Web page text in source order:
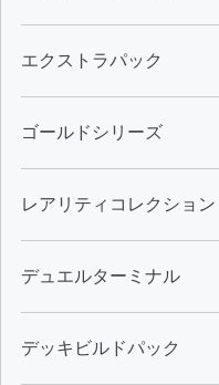
エクストラパック
ゴールドシリーズ
レアリティコレクション
デュエルターミナル
デッキビルドパック